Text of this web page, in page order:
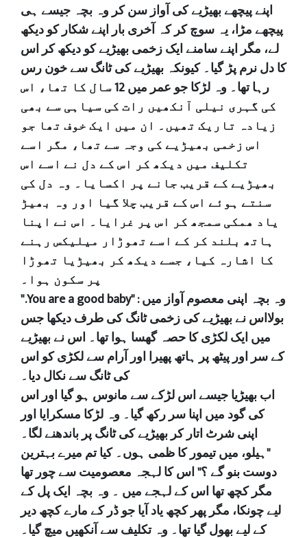
اپنے پیچھے بھیڑیے کی آواز سن کر وہ بچہ جیسے ہی
پیچھے مڑا، یہ سوچ کر کہ آخری بار اپنے شکار کو دیکھ
لے، مگر اپنے سامنے ایک زخمی بھیڑیے کو دیکھ کر اس
کا دل نرم پڑ گیا۔ کیونکہ بھیڑیے کی ٹانگ سے خون رس
رہا تھا۔ وہ لڑکا جو عمر میں 12 سال کا تھا، اس
کی گہری نیلی آنکھیں رات کی سیاہی سے بھی
زیادہ تاریک تھیں۔ ان میں ایک خوف تھا جو
اس زخمی بھیڑیے کی وجہ سے تھا، مگر اسے
تکلیف میں دیکھ کر اس کے دل نے اسے اس
بھیڑیے کے قریب جانے پر اکسایا۔ وہ دل کی
سنتے ہوئے اس کے قریب چلا گیا اور وہ بھیڑ
یاد ھمکی سمجھ کر اس پر غرایا۔ اس نے اپنا
ہاتھ بلند کر کے اسے تھوڑار میلیکس رہنے
کا اشارہ کیا، جسے دیکھ کر بھیڑیا تھوڑا
پر سکون ہوا۔
".You are a good baby" : وہ بچہ اپنی معصوم آواز میں
بولااس نے بھیڑیے کی زخمی ٹانگ کی طرف دیکھا جس
میں ایک لکڑی کا حصہ گھسا ہوا تھا۔ اس نے بھیڑیے
کے سر اور پیٹھ پر ہاتھ پھیرا اور آرام سے لکڑی کو اس
کی ٹانگ سے نکال دیا۔
اب بھیڑیا جیسے اس لڑکے سے مانوس ہو گیا اور اس
کی گود میں اپنا سر رکھ گیا۔ وہ لڑکا مسکرایا اور
اپنی شرٹ اتار کر بھیڑیے کی ٹانگ پر باندھنے لگا۔
"ہیلو، میں تیمور کا ظمی ہوں۔ کیا تم میرے بہترین
دوست بنو گے ؟" اس کا لہجہ معصومیت سے چور تھا
مگر کچھ تھا اس کے لہجے میں ۔ وہ بچہ ایک پل کے
لیے چونکا، مگر پھر کچھ یاد آیا جو ڈر کے مارے کچھ دیر
کے لیے بھول گیا تھا۔ وہ تکلیف سے آنکھیں میچ گیا۔